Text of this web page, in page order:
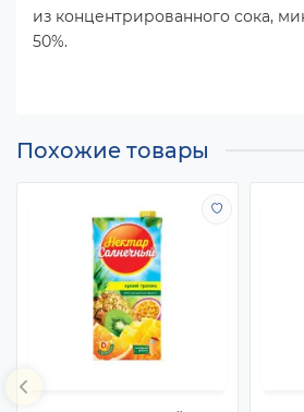
из концентрированного сока,
50%.
Похожие товары